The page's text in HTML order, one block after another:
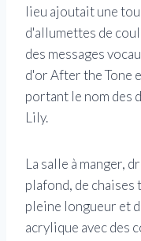
lieu ajoutait une
d'allumettes de
des messages
d'or After the Tone
portant le nom des
Lily.
La salle à manger,
plafond, de chaises
pleine longueur et
acrylique avec des